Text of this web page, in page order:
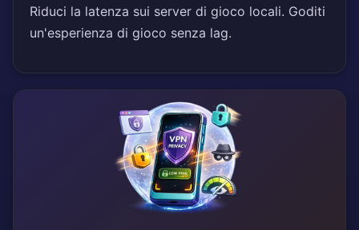
Riduci la latenza sui server di gioco locali. Goditi
un'esperienza di gioco senza lag.